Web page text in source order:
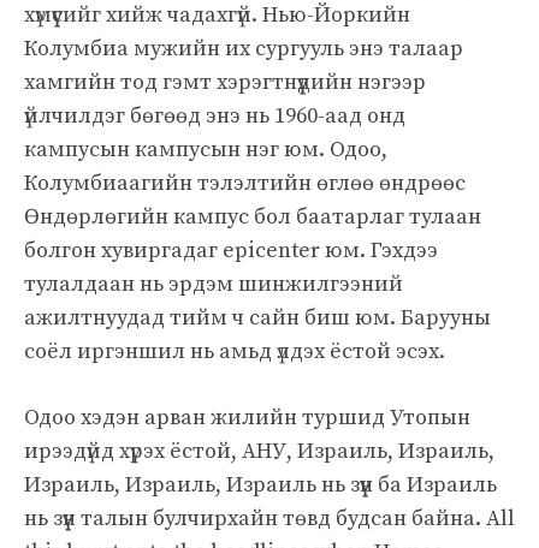
хүмүүсийг хийж чадахгүй. Нью-Йоркийн
Колумбиа мужийн их сургууль энэ талаар
хамгийн тод гэмт хэрэгтнүүдийн нэгээр
үйлчилдэг бөгөөд энэ нь 1960-аад онд
кампусын кампусын нэг юм. Одоо,
Колумбиаагийн тэлэлтийн өглөө өндрөөс
Өндөрлөгийн кампус бол баатарлаг тулаан
болгон хувиргадаг epicenter юм. Гэхдээ
тулалдаан нь эрдэм шинжилгээний
ажилтнуудад тийм ч сайн биш юм. Барууны
соёл иргэншил нь амьд үлдэх ёстой эсэх.
Одоо хэдэн арван жилийн туршид Утопын
ирээдүйд хүрэх ёстой, АНУ, Израиль, Израиль,
Израиль, Израиль, Израиль нь зүүн ба Израиль
нь зүүн талын булчирхайн төвд будсан байна. All